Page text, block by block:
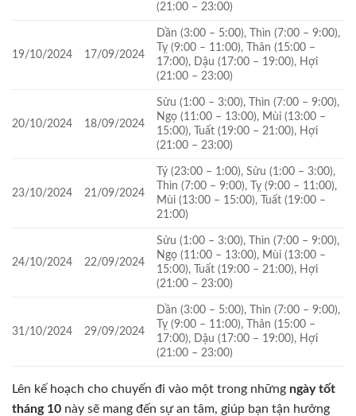
(21:00 – 23:00)
19/10/2024 17/09/2024
Dần (3:00 – 5:00), Thìn (7:00 – 9:00),
Tỵ (9:00 – 11:00), Thân (15:00 –
17:00), Dậu (17:00 – 19:00), Hợi
(21:00 – 23:00)
20/10/2024 18/09/2024
Sửu (1:00 – 3:00), Thìn (7:00 – 9:00),
Ngọ (11:00 – 13:00), Mùi (13:00 –
15:00), Tuất (19:00 – 21:00), Hợi
(21:00 – 23:00)
23/10/2024 21/09/2024
Tý (23:00 – 1:00), Sửu (1:00 – 3:00),
Thìn (7:00 – 9:00), Tỵ (9:00 – 11:00),
Mùi (13:00 – 15:00), Tuất (19:00 –
21:00)
24/10/2024 22/09/2024
Sửu (1:00 – 3:00), Thìn (7:00 – 9:00),
Ngọ (11:00 – 13:00), Mùi (13:00 –
15:00), Tuất (19:00 – 21:00), Hợi
(21:00 – 23:00)
31/10/2024 29/09/2024
Dần (3:00 – 5:00), Thìn (7:00 – 9:00),
Tỵ (9:00 – 11:00), Thân (15:00 –
17:00), Dậu (17:00 – 19:00), Hợi
(21:00 – 23:00)
Lên kế hoạch cho chuyến đi vào một trong những ngày tốt
tháng 10 này sẽ mang đến sự an tâm, giúp bạn tận hưởng